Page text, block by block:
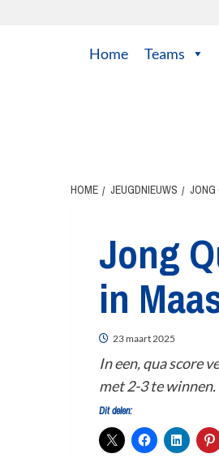
Home Teams
HOME JEUGDNIEUWS JONG
Jong
in
23 maart 2025
In een, qua score
met 2-3 te winnen.
Dit delen: